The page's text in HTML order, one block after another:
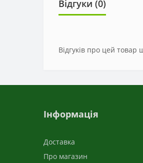
Відгуки (0)
Відгуків про цей товар
Інформація
Доставка
Про магазин